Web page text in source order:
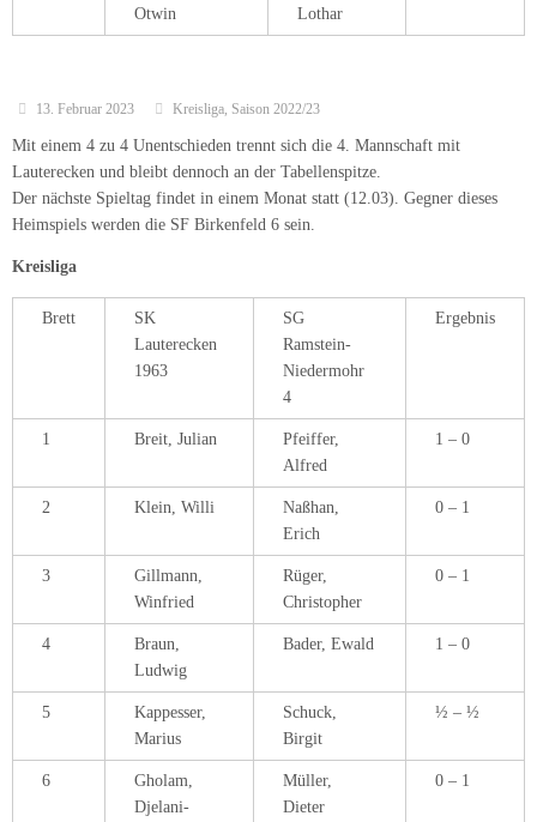
Otwin Lothar
13. Februar 2023 Kreisliga, Saison 2022/23
Mit einem 4 zu 4 Unentschieden trennt sich die 4. Mannschaft mit
Lauterecken und bleibt dennoch an der Tabellenspitze.
Der nächste Spieltag findet in einem Monat statt (12.03). Gegner dieses
Heimspiels werden die SF Birkenfeld 6 sein.
Kreisliga
Brett
SK
Lauterecken
1963
SG
Ramstein-
Niedermohr
4
Ergebnis
1 Breit, Julian
Pfeiffer,
Alfred
1 – 0
2 Klein, Willi
Naßhan,
Erich
0 – 1
3
Gillmann,
Winfried
Rüger,
Christopher
0 – 1
4
Braun,
Ludwig
Bader, Ewald 1 – 0
5
Kappesser,
Marius
Schuck,
Birgit
½ – ½
6
Gholam,
Djelani-
Müller,
Dieter
0 – 1